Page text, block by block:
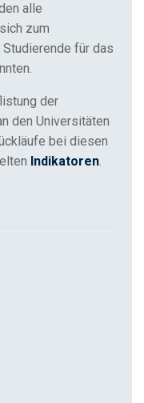
alle
zum
für das
der
den Universitäten
bei diesen
Indikatoren.